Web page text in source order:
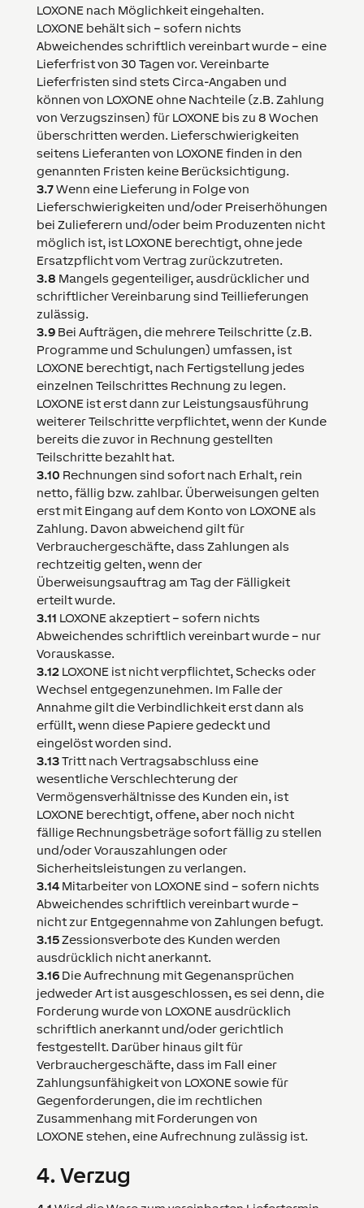
LOXONE nach Möglichkeit eingehalten.
LOXONE behält sich – sofern nichts
Abweichendes schriftlich vereinbart wurde – eine
Lieferfrist von 30 Tagen vor. Vereinbarte
Lieferfristen sind stets Circa-Angaben und
können von LOXONE ohne Nachteile (z.B. Zahlung
von Verzugszinsen) für LOXONE bis zu 8 Wochen
überschritten werden. Lieferschwierigkeiten
seitens Lieferanten von LOXONE finden in den
genannten Fristen keine Berücksichtigung.
3.7Wenn eine Lieferung in Folge von
Lieferschwierigkeiten und/oder Preiserhöhungen
bei Zulieferern und/oder beim Produzenten nicht
möglich ist, ist LOXONE berechtigt, ohne jede
Ersatzpflicht vom Vertrag zurückzutreten.
3.8 Mangels gegenteiliger, ausdrücklicher und
schriftlicher Vereinbarung sind Teillieferungen
zulässig.
3.9 Bei Aufträgen, die mehrere Teilschritte (z.B.
Programme und Schulungen) umfassen, ist
LOXONE berechtigt, nach Fertigstellung jedes
einzelnen Teilschrittes Rechnung zu legen.
LOXONE ist erst dann zur Leistungsausführung
weiterer Teilschritte verpflichtet, wenn der Kunde
bereits die zuvor in Rechnung gestellten
Teilschritte bezahlt hat.
3.10 Rechnungen sind sofort nach Erhalt, rein
netto, fällig bzw. zahlbar. Überweisungen gelten
erst mit Eingang auf dem Konto von LOXONE als
Zahlung. Davon abweichend gilt für
Verbrauchergeschäfte, dass Zahlungen als
rechtzeitig gelten, wenn der
Überweisungsauftrag am Tag der Fälligkeit
erteilt wurde.
3.11 LOXONE akzeptiert – sofern nichts
Abweichendes schriftlich vereinbart wurde – nur
Vorauskasse.
3.12 LOXONE ist nicht verpflichtet, Schecks oder
Wechsel entgegenzunehmen. Im Falle der
Annahme gilt die Verbindlichkeit erst dann als
erfüllt, wenn diese Papiere gedeckt und
eingelöst worden sind.
3.13Tritt nach Vertragsabschluss eine
wesentliche Verschlechterung der
Vermögensverhältnisse des Kunden ein, ist
LOXONE berechtigt, offene, aber noch nicht
fällige Rechnungsbeträge sofort fällig zu stellen
und/oder Vorauszahlungen oder
Sicherheitsleistungen zu verlangen.
3.14 Mitarbeiter von LOXONE sind – sofern nichts
Abweichendes schriftlich vereinbart wurde –
nicht zur Entgegennahme von Zahlungen befugt.
3.15Zessionsverbote des Kunden werden
ausdrücklich nicht anerkannt.
3.16 Die Aufrechnung mit Gegenansprüchen
jedweder Art ist ausgeschlossen, es sei denn, die
Forderung wurde von LOXONE ausdrücklich
schriftlich anerkannt und/oder gerichtlich
festgestellt. Darüber hinaus gilt für
Verbrauchergeschäfte, dass im Fall einer
Zahlungsunfähigkeit von LOXONE sowie für
Gegenforderungen, die im rechtlichen
Zusammenhang mit Forderungen von
LOXONE stehen, eine Aufrechnung zulässig ist.
4.Verzug